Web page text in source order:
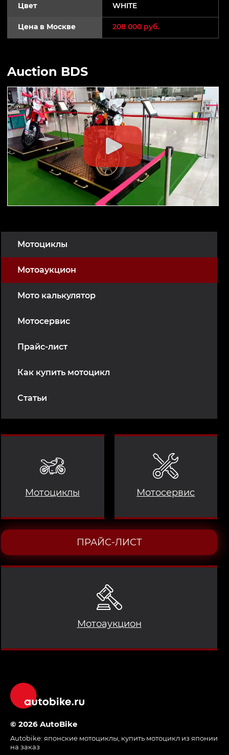
Мотоциклы
Мотоаукцион
Мото калькулятор
Мотосервис
Прайс-лист
Как купить мотоцикл
Статьи
Мотоциклы
Мотоаукцион
Мотосервис
ПРАЙС-ЛИСТ
Цвет WHITE
Цена в Москве 208 000 руб.
Auction BDS
© 2026 AutoBike
Autobike: японские мотоциклы купить мотоцикл из японии
на заказ